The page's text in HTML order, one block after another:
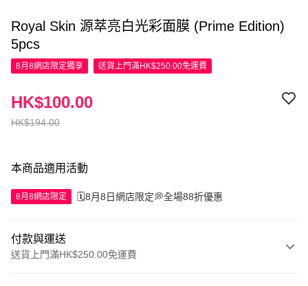
Royal Skin 源萃亮白光彩面膜 (Prime Edition)
5pcs
8月8網店限定獨享 送貨上門滿HK$250.00免運費
HK$194.00
HK$100.00
本商品適用活動
8月8網店限定 🗓️8月8日網店限定💭全場88折優惠
付款與運送
送貨上門滿HK$250.00免運費